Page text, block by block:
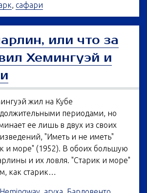
, сафари
или что за
Хемингуэй и
жил на Кубе
периодами, но
ее лишь в двух из своих
"Иметь и не иметь"
и море" (1952). В обоих большую
и их ловля. "Старик и море"
как старик…